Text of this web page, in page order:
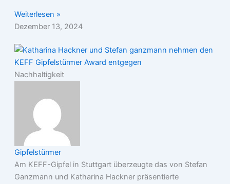
Weiterlesen »
Dezember 13, 2024
Nachhaltigkeit
Gipfelstürmer
Am KEFF-Gipfel in Stuttgart überzeugte das von Stefan
Ganzmann und Katharina Hackner präsentierte